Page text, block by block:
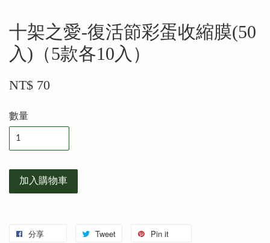
十架之愛-復活節彩蛋收縮膜(50
入)（5款各10入）
NT$ 70
數量
加入購物車
分享 Tweet Pin it